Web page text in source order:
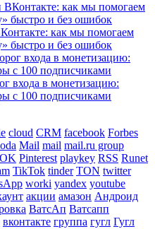
как мы помогаем
быстро и без ошибок
входа в монетизацию:
с 100 подписчиками
cloud CRM facebook Forbes
Mail mail mail.ru group
OK Pinterest playkey RSS Runet
TikTok tinder TON twitter
worki yandex youtube
акции амазон Андроид
ВатсАп Ватсапп
вконтакте группа гугл Гугл